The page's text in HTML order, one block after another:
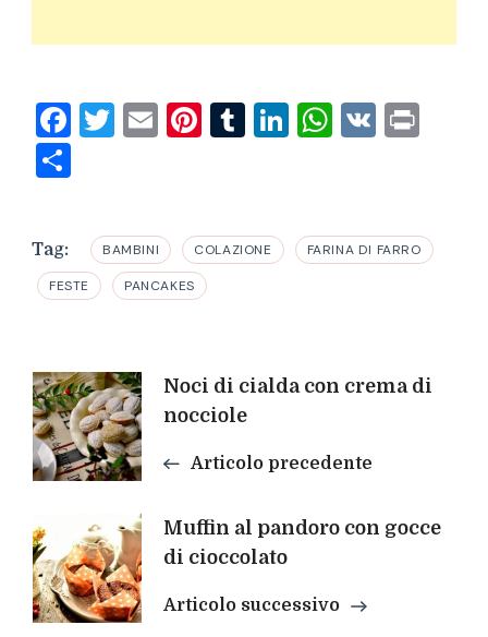
Facebook
Twitter
EmailPinterest
Tumblr
LinkedIn
VK
Tag: BAMBINI COLAZIONE FARINA DI FARRO
FESTE PANCAKES
Navigazione
articoli
Noci di cialda con crema di
nocciole
Articolo precedente
Muffin al pandoro con gocce
di cioccolato
Articolo successivo